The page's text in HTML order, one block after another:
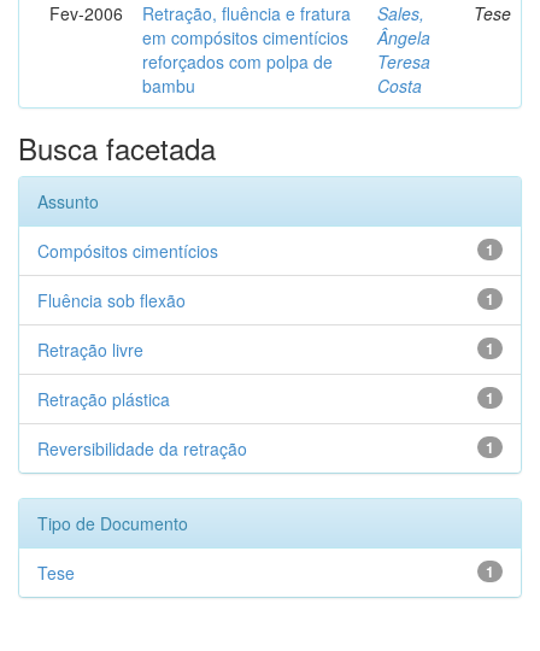
Fev-2006
Retração, fluência e fratura
em compósitos cimentícios
reforçados com polpa de
bambu
Sales,
Ângela
Teresa
Costa
Tese
Busca facetada
Assunto
1
Compósitos cimentícios
1
Fluência sob flexão
1
Retração livre
1
Retração plástica
1
Reversibilidade da retração
Tipo de Documento
1
Tese